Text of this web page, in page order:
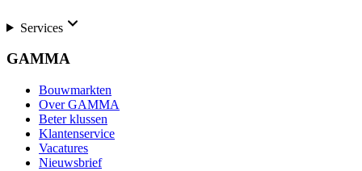
Services
GAMMA
Bouwmarkten
Over GAMMA
Beter klussen
Klantenservice
Vacatures
Nieuwsbrief